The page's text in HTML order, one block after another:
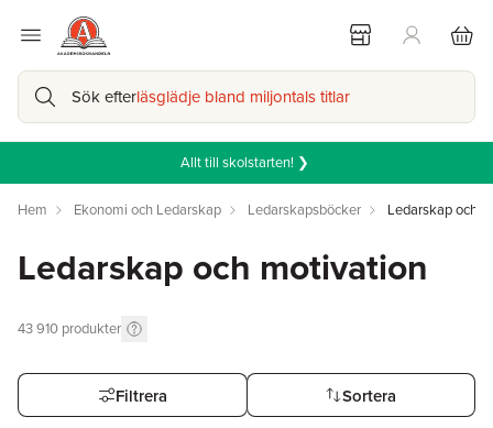
Sök efterläsglädje bland miljontals titlar
Allt till skolstarten! ❯
Hem Ekonomi och Ledarskap Ledarskapsböcker Ledarskap och
Ledarskap och motivation
43 910 produkter
Filtrera Sortera